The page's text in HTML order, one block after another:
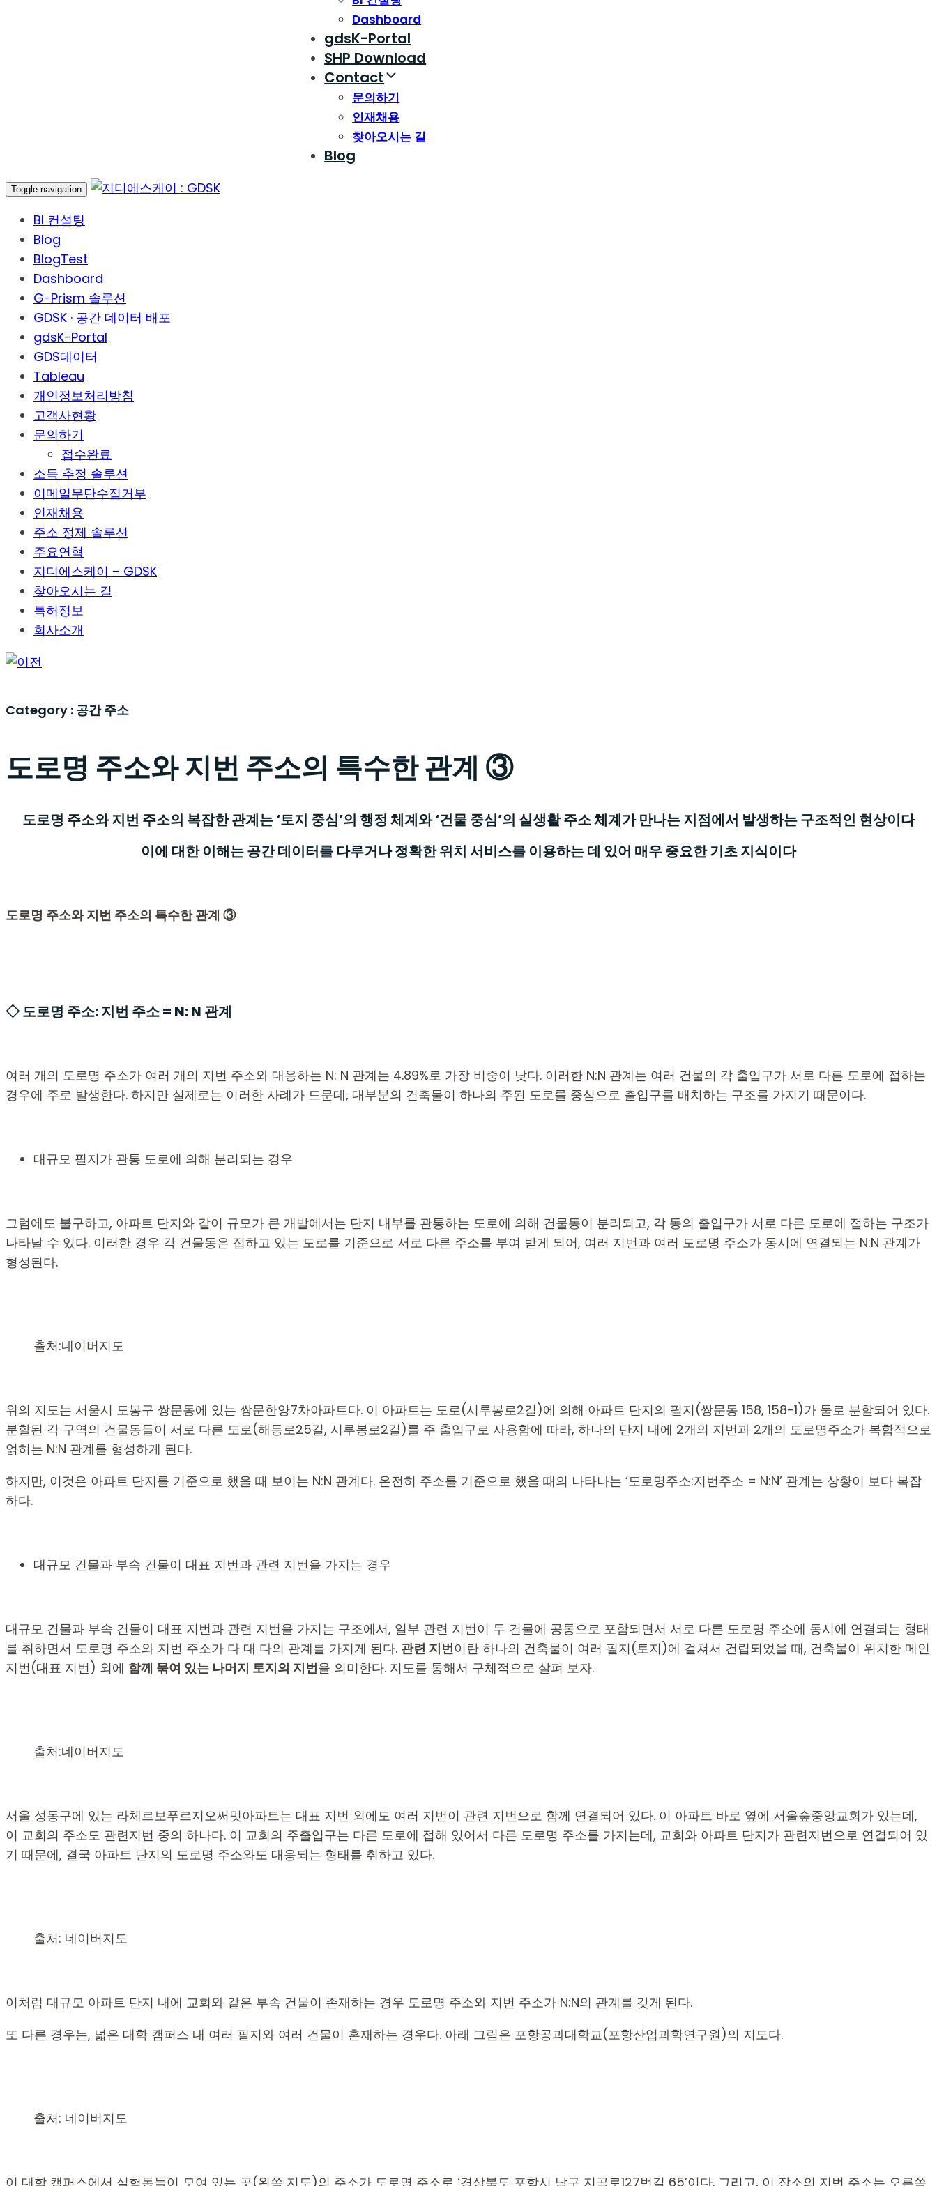
Dashboard
gdsK-Portal
SHP Download
Contact
문의하기
인재채용
찾아오시는 길
Blog
Toggle navigation
BI 컨설팅
Blog
BlogTest
Dashboard
G-Prism 솔루션
GDSK · 공간 데이터 배포
gdsK-Portal
GDS데이터
Tableau
개인정보처리방침
고객사현황
문의하기
접수완료
소득 추정 솔루션
이메일무단수집거부
인재채용
주소 정제 솔루션
주요연혁
지디에스케이 – GDSK
찾아오시는 길
특허정보
회사소개
Category : 공간 주소
도로명 주소와 지번 주소의 특수한 관계 ③
도로명 주소와 지번 주소의 복잡한 관계는 ‘토지 중심’의 행정 체계와 ‘건물 중심’의 실생활 주소 체계가 만나는 지점에서 발생하는 구조적인 현상이다
이에 대한 이해는 공간 데이터를 다루거나 정확한 위치 서비스를 이용하는 데 있어 매우 중요한 기초 지식이다
도로명 주소와 지번 주소의 특수한 관계 ③
◇ 도로명 주소: 지번 주소 = N: N 관계
여러 개의 도로명 주소가 여러 개의 지번 주소와 대응하는 N: N 관계는 4.89%로 가장 비중이 낮다. 이러한 N:N 관계는 여러 건물의 각 출입구가 서로 다른 도로에 접하는
경우에 주로 발생한다. 하지만 실제로는 이러한 사례가 드문데, 대부분의 건축물이 하나의 주된 도로를 중심으로 출입구를 배치하는 구조를 가지기 때문이다.
대규모 필지가 관통 도로에 의해 분리되는 경우
그럼에도 불구하고, 아파트 단지와 같이 규모가 큰 개발에서는 단지 내부를 관통하는 도로에 의해 건물동이 분리되고, 각 동의 출입구가 서로 다른 도로에 접하는 구조가
나타날 수 있다. 이러한 경우 각 건물동은 접하고 있는 도로를 기준으로 서로 다른 주소를 부여 받게 되어, 여러 지번과 여러 도로명 주소가 동시에 연결되는 N:N 관계가
형성된다.
출처:네이버지도
위의 지도는 서울시 도봉구 쌍문동에 있는 쌍문한양7차아파트다. 이 아파트는 도로(시루봉로2길)에 의해 아파트 단지의 필지(쌍문동 158, 158-1)가 둘로 분할되어 있다.
분할된 각 구역의 건물동들이 서로 다른 도로(해등로25길, 시루봉로2길)를 주 출입구로 사용함에 따라, 하나의 단지 내에 2개의 지번과 2개의 도로명주소가 복합적으로
얽히는 N:N 관계를 형성하게 된다.
하지만, 이것은 아파트 단지를 기준으로 했을 때 보이는 N:N 관계다. 온전히 주소를 기준으로 했을 때의 나타나는 ‘도로명주소:지번주소 = N:N’ 관계는 상황이 보다 복잡
하다.
대규모 건물과 부속 건물이 대표 지번과 관련 지번을 가지는 경우
대규모 건물과 부속 건물이 대표 지번과 관련 지번을 가지는 구조에서, 일부 관련 지번이 두 건물에 공통으로 포함되면서 서로 다른 도로명 주소에 동시에 연결되는 형태
를 취하면서 도로명 주소와 지번 주소가 다 대 다의 관계를 가지게 된다. 관련 지번이란 하나의 건축물이 여러 필지(토지)에 걸쳐서 건립되었을 때, 건축물이 위치한 메인
지번(대표 지번) 외에 함께 묶여 있는 나머지 토지의 지번을 의미한다. 지도를 통해서 구체적으로 살펴 보자.
출처:네이버지도
서울 성동구에 있는 라체르보푸르지오써밋아파트는 대표 지번 외에도 여러 지번이 관련 지번으로 함께 연결되어 있다. 이 아파트 바로 옆에 서울숲중앙교회가 있는데,
이 교회의 주소도 관련지번 중의 하나다. 이 교회의 주출입구는 다른 도로에 접해 있어서 다른 도로명 주소를 가지는데, 교회와 아파트 단지가 관련지번으로 연결되어 있
기 때문에, 결국 아파트 단지의 도로명 주소와도 대응되는 형태를 취하고 있다.
출처: 네이버지도
이처럼 대규모 아파트 단지 내에 교회와 같은 부속 건물이 존재하는 경우 도로명 주소와 지번 주소가 N:N의 관계를 갖게 된다.
또 다른 경우는, 넓은 대학 캠퍼스 내 여러 필지와 여러 건물이 혼재하는 경우다. 아래 그림은 포항공과대학교(포항산업과학연구원)의 지도다.
출처: 네이버지도
이 대학 캠퍼스에서 실험동들이 모여 있는 곳(왼쪽 지도)의 주소가 도로명 주소로 ‘경상북도 포항시 남구 지곡로127번길 65’이다. 그리고, 이 장소의 지번 주소는 오른쪽